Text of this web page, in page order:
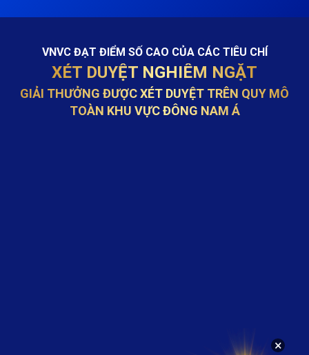
VNVC ĐẠT ĐIỂM SỐ CAO CỦA CÁC TIÊU CHÍ
XÉT DUYỆT NGHIÊM NGẶT
GIẢI THƯỞNG ĐƯỢC XÉT DUYỆT TRÊN QUY MÔ
TOÀN KHU VỰC ĐÔNG NAM Á
×